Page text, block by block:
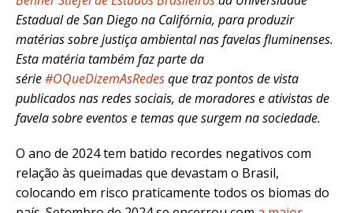
Estadual de San Diego na Califórnia, para produzir
matérias sobre justiça ambiental nas favelas fluminenses.
Esta matéria também faz parte da
série#OQueDizemAsRedesque traz pontos de vista
publicados nas redes sociais, de moradores e ativistas de
favela sobre eventos e temas que surgem na sociedade.
O ano de 2024 tem batido recordes negativos com
relação às queimadas que devastam o Brasil,
colocando em risco praticamente todos os biomas do